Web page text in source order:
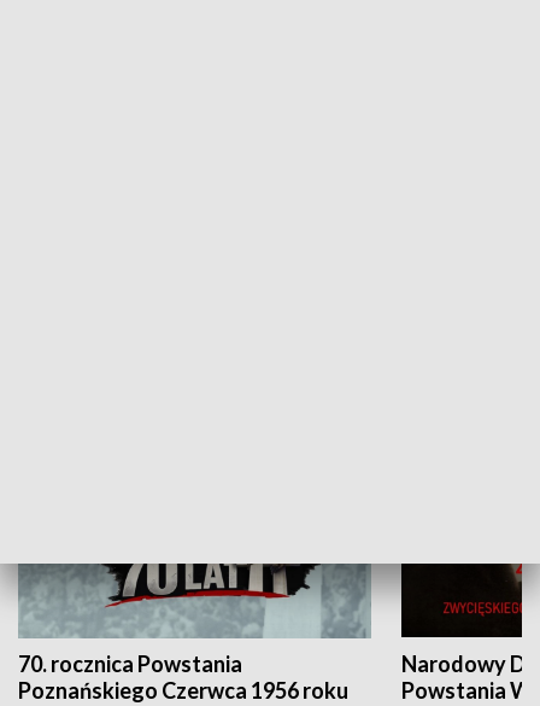
70. rocznica Powstania
Poznańskiego Czerwca 1956 roku
Narodowy
Powstania